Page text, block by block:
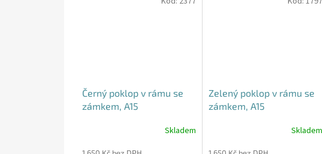
Černý poklop v rámu se
zámkem, A15
Skladem
Zelený poklop v rámu se
zámkem, A15
Skladem